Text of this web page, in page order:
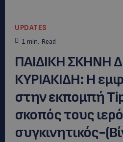
UPDATES
1 min. Read
ΠΑΙΔΙΚΗ ΣΚΗΝΗ
ΚΥΡΙΑΚΙΔΗ: H
στην εκπομπή
σκοπός τους
συγκινητικός-